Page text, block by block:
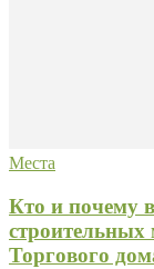
Места
Кто и почему
строительных
Торгового